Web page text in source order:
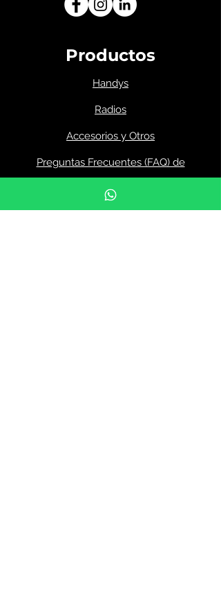
Productos
Handys
Radios
Accesorios y Otros
Preguntas Frecuentes (FAQ) de
radiocomunicación